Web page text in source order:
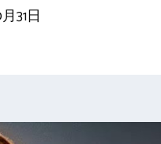
31日